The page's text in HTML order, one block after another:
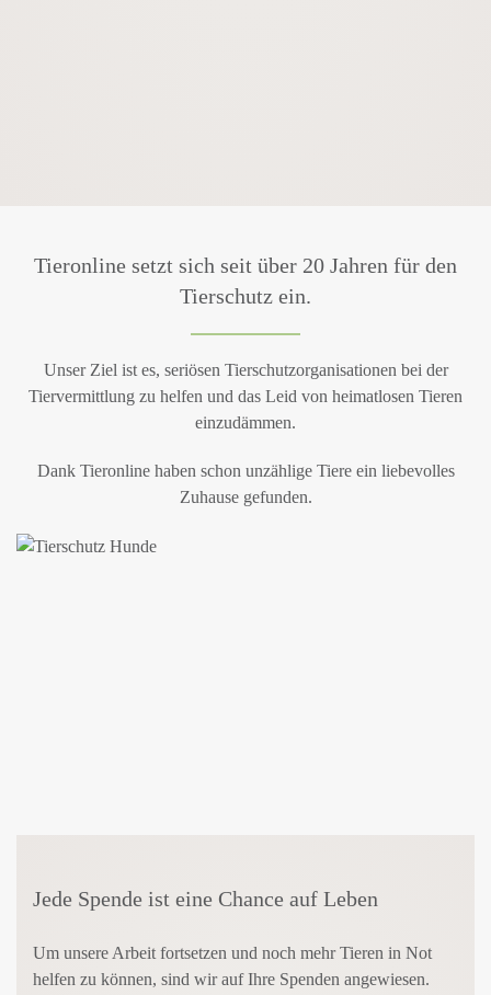
Tieronline setzt sich seit über 20 Jahren für den
Tierschutz ein.
Unser Ziel ist es, seriösen Tierschutzorganisationen bei der
Tiervermittlung zu helfen und das Leid von heimatlosen Tieren
einzudämmen.
Dank Tieronline haben schon unzählige Tiere ein liebevolles
Zuhause gefunden.
Jede Spende ist eine Chance auf Leben
Um unsere Arbeit fortsetzen und noch mehr Tieren in Not
helfen zu können, sind wir auf Ihre Spenden angewiesen.